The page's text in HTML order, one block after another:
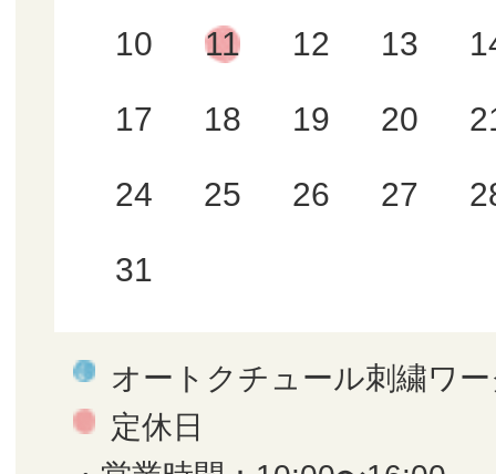
10 11 12 13
17 18 19 20
24 25 26 27
31
オートクチュール刺繍ワ
定休日